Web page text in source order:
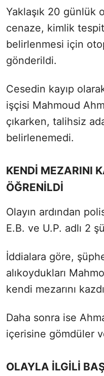
Yaklaşık 20 günlük
cenaze, kimlik
belirlenmesi için
gönderildi.
Cesedin kayıp
işçisi Mahmoud
çıkarken, talihsiz
belirlenemedi.
KENDİ MEZARINI
ÖĞRENİLDİ
Olayın ardından
E.B. ve U.P. adlı 2
İddialara göre,
alıkoydukları
kendi mezarını
Daha sonra ise
içerisine gömdüler
OLAYLA İLGİLİ